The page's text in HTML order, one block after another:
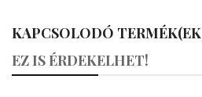
KAPCSOLODÓ
EZ IS ÉRDEKELHET!